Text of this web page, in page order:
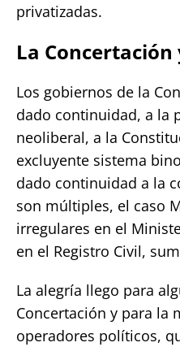
privatizadas.
La
Los gobiernos de la
dado continuidad, a la
neoliberal, a la
excluyente sistema
dado continuidad a la
son múltiples, el caso
irregulares en el
en el Registro Civil,
La alegría llego para
Concertación y para la
operadores políticos,